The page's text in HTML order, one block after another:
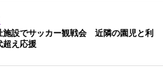
施設でサッカー観戦会 近隣の園児と利
超え応援